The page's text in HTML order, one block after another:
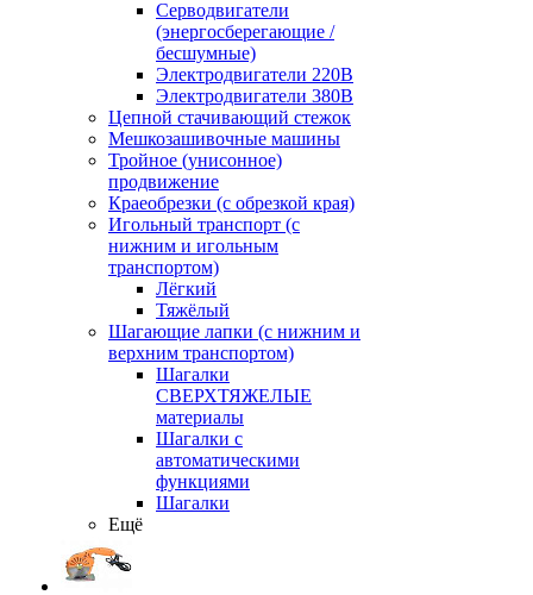
Серводвигатели
(энергосберегающие /
бесшумные)
Электродвигатели 220В
Электродвигатели 380В
Цепной стачивающий стежок
Мешкозашивочные машины
Тройное (унисонное)
продвижение
Краеобрезки (с обрезкой края)
Игольный транспорт (с
нижним и игольным
транспортом)
Лёгкий
Тяжёлый
Шагающие лапки (с нижним и
верхним транспортом)
Шагалки
СВЕРХТЯЖЕЛЫЕ
материалы
Шагалки с
автоматическими
функциями
Шагалки
Ещё